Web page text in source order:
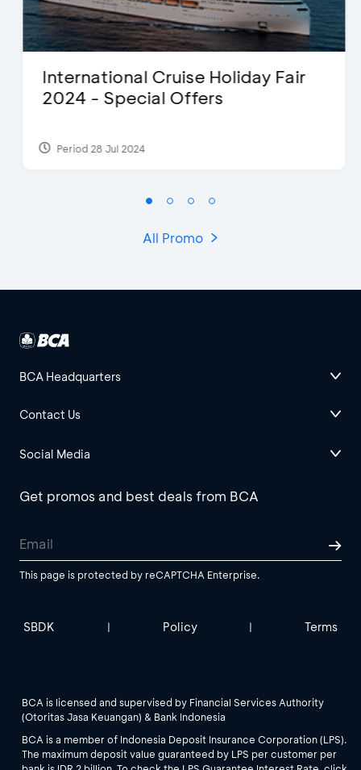
International Cruise Holiday Fair
2024 - Special Offers
Period 28 Jul 2024
All Promo
BCA Headquarters
Contact Us
Social Media
Get promos and best deals from BCA
This page is protected by reCAPTCHA Enterprise.
SBDK | Policy | Terms
BCA is licensed and supervised by Financial Services Authority
(Otoritas Jasa Keuangan) & Bank Indonesia
BCA is a member of Indonesia Deposit Insurance Corporation (LPS).
The maximum deposit value guaranteed by LPS per customer per